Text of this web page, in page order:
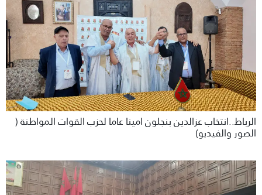
الرباط..انتخاب عزالدين بنجلون امينا عاما لحزب القوات المواطنة (
الصور والفيديو)